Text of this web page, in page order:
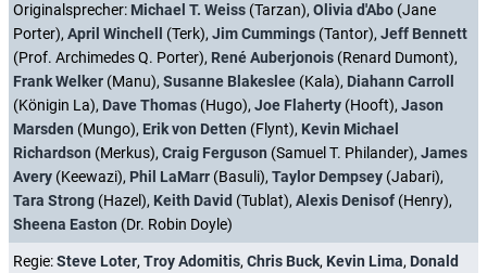
Originalsprecher: Michael T. Weiss (Tarzan), Olivia d'Abo (Jane
Porter), April Winchell (Terk), Jim Cummings (Tantor), Jeff Bennett
(Prof. Archimedes Q. Porter), René Auberjonois (Renard Dumont),
Frank Welker (Manu), Susanne Blakeslee (Kala), Diahann Carroll
(Königin La), Dave Thomas (Hugo), Joe Flaherty (Hooft), Jason
Marsden (Mungo), Erik von Detten (Flynt), Kevin Michael
Richardson (Merkus), Craig Ferguson (Samuel T. Philander), James
Avery (Keewazi), Phil LaMarr (Basuli), Taylor Dempsey (Jabari),
Tara Strong (Hazel), Keith David (Tublat), Alexis Denisof (Henry),
Sheena Easton (Dr. Robin Doyle)
Regie:Steve Loter, Troy Adomitis, Chris Buck, Kevin Lima, Donald